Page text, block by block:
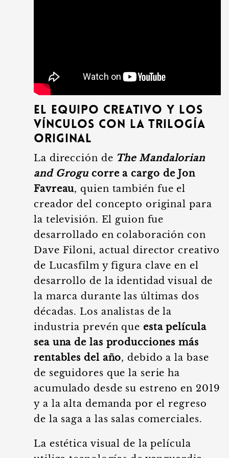
El equipo creativo y los
vínculos con la trilogía
original
La dirección de The Mandalorian
and Grogucorre a cargo de Jon
Favreau, quien también fue el
creador del concepto original para
la televisión. El guion fue
desarrollado en colaboración con
Dave Filoni, actual director creativo
de Lucasfilm y figura clave en el
desarrollo de la identidad visual de
la marca durante las últimas dos
décadas. Los analistas de la
industria prevén que esta película
sea una de las producciones más
rentables del año, debido a la base
de seguidores que la serie ha
acumulado desde su estreno en 2019
y a la alta demanda por el regreso
de la saga a las salas comerciales.
La estética visual de la película